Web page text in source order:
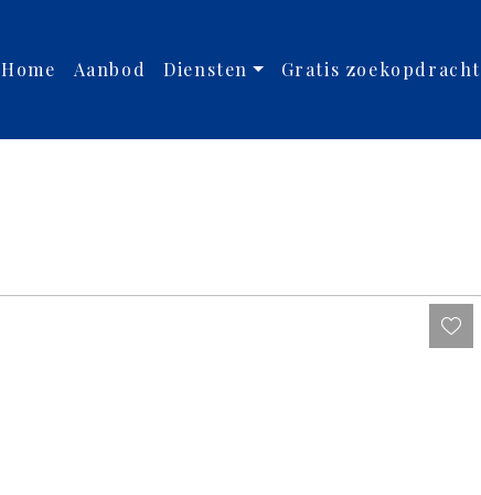
Home Aanbod Diensten Gratis zoekopdracht